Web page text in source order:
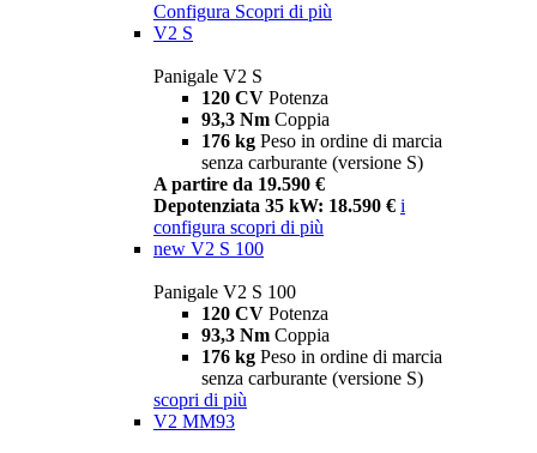
Configura Scopri di più
V2 S
Panigale V2 S
120 CV Potenza
93,3 Nm Coppia
176 kg Peso in ordine di marcia
senza carburante (versione S)
A partire da 19.590 €
Depotenziata 35 kW: 18.590 € i
configura scopri di più
new V2 S 100
Panigale V2 S 100
120 CV Potenza
93,3 Nm Coppia
176 kg Peso in ordine di marcia
senza carburante (versione S)
scopri di più
V2 MM93